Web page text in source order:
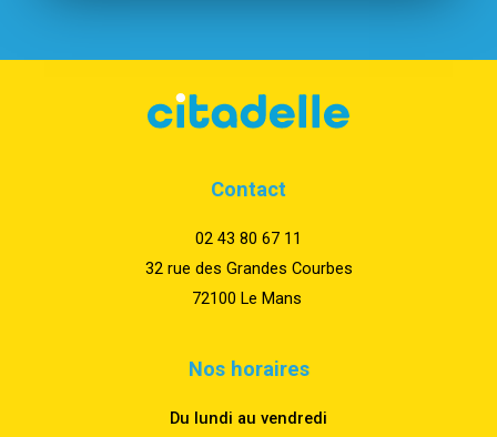
Contact
02 43 80 67 11
32 rue des Grandes Courbes
72100 Le Mans
Nos horaires
Du lundi au vendredi